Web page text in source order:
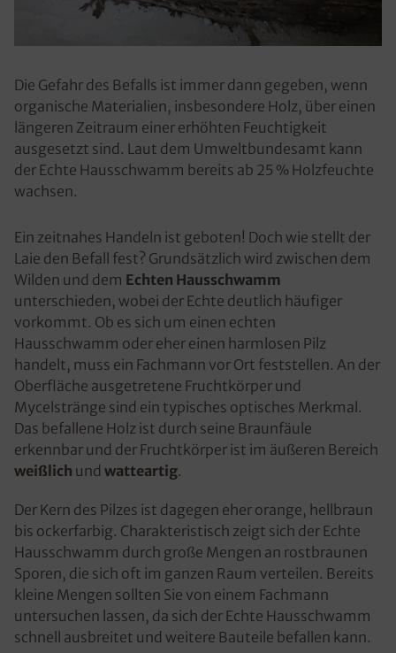
Die Gefahr des Befalls ist immer dann gegeben, wenn
organische Materialien, insbesondere Holz, über einen
längeren Zeitraum einer erhöhten Feuchtigkeit
ausgesetzt sind. Laut dem Umweltbundesamt kann
der Echte Hausschwamm bereits ab 25 % Holzfeuchte
wachsen.
Ein zeitnahes Handeln ist geboten! Doch wie stellt der
Laie den Befall fest? Grundsätzlich wird zwischen dem
Wilden und dem Echten Hausschwamm
unterschieden, wobei der Echte deutlich häufiger
vorkommt. Ob es sich um einen echten
Hausschwamm oder eher einen harmlosen Pilz
handelt, muss ein Fachmann vor Ort feststellen. An der
Oberfläche ausgetretene Fruchtkörper und
Mycelstränge sind ein typisches optisches Merkmal.
Das befallene Holz ist durch seine Braunfäule
erkennbar und der Fruchtkörper ist im äußeren Bereich
weißlich und watteartig.
Der Kern des Pilzes ist dagegen eher orange, hellbraun
bis ockerfarbig. Charakteristisch zeigt sich der Echte
Hausschwamm durch große Mengen an rostbraunen
Sporen, die sich oft im ganzen Raum verteilen. Bereits
kleine Mengen sollten Sie von einem Fachmann
untersuchen lassen, da sich der Echte Hausschwamm
schnell ausbreitet und weitere Bauteile befallen kann.